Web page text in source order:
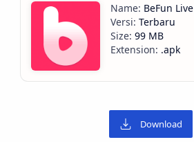
BeFun Live
Terbaru
99 MB
.apk
Download